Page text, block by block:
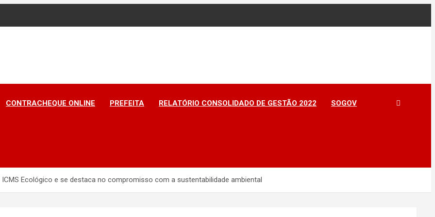
DO PIAUÍ
CONTRACHEQUE ONLINE PREFEITA RELATÓRIO CONSOLIDADO DE GESTÃO 2022 SOGOV
Ecológico e se destaca no compromisso com a sustentabilidade ambiental